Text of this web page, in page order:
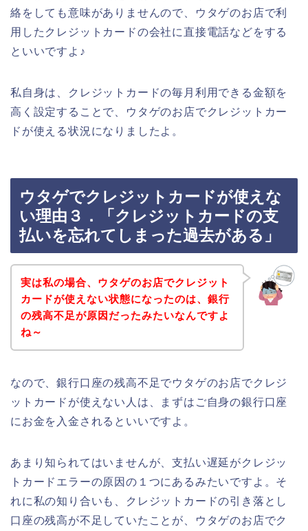
絡をしても意味がありませんので、ウタゲのお店で利
用したクレジットカードの会社に直接電話などをする
といいですよ♪
私自身は、クレジットカードの毎月利用できる金額を
高く設定することで、ウタゲのお店でクレジットカー
ドが使える状況になりましたよ。
ウタゲでクレジットカードが使えな
い理由３．「クレジットカードの支
払いを忘れてしまった過去がある」
実は私の場合、ウタゲのお店でクレジット
カードが使えない状態になったのは、銀行
の残高不足が原因だったみたいなんですよ
ね～
なので、銀行口座の残高不足でウタゲのお店でクレジ
ットカードが使えない人は、まずはご自身の銀行口座
にお金を入金されるといいですよ。
あまり知られてはいませんが、支払い遅延がクレジッ
トカードエラーの原因の１つにあるみたいですよ。そ
れに私の知り合いも、クレジットカードの引き落とし
口座の残高が不足していたことが、ウタゲのお店でク